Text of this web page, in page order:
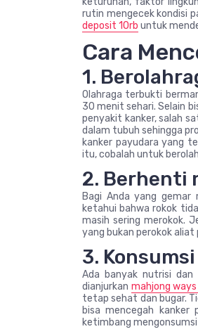
rutin mengecek kondisi
deposit 10rb untuk
Cara
1.
Olahraga terbukti
30 menit sehari. Selain
penyakit kanker, salah
dalam tubuh sehingga
kanker payudara yang
itu, cobalah untuk
2. Berhenti
Bagi Anda yang
ketahui bahwa rokok
masih sering merokok.
yang bukan perokok aliat
3.
Ada banyak nutrisi
dianjurkan mahjong
tetap sehat dan bugar.
bisa mencegah kanker
ketimbang